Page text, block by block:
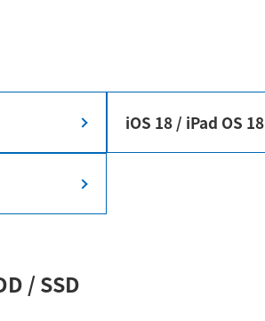
iOS 18 / iPad OS 18
/ SSD